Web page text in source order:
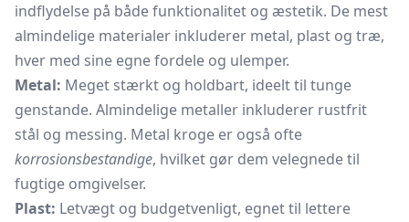
indflydelse på både funktionalitet og æstetik. De mest
almindelige materialer inkluderer metal, plast og træ,
hver med sine egne fordele og ulemper.
Metal: Meget stærkt og holdbart, ideelt til tunge
genstande. Almindelige metaller inkluderer rustfrit
stål og messing. Metal kroge er også ofte
korrosionsbestandige, hvilket gør dem velegnede til
fugtige omgivelser.
Plast: Letvægt og budgetvenligt, egnet til lettere